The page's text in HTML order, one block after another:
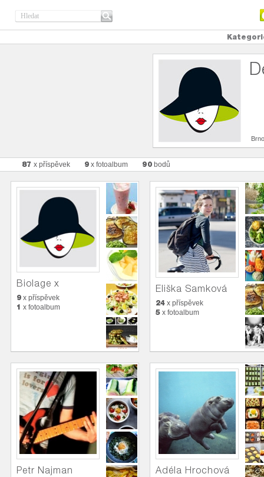
Brno
87 x příspěvek 9 x fotoalbum 90 bodů
Biolage x
9 x příspěvek
1 x fotoalbum
Eliška Samková
24 x příspěvek
5 x fotoalbum
Petr Najman Adéla Hrochová